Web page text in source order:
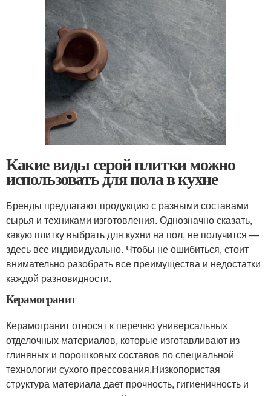
Какие виды серой плитки можно
использовать для пола в кухне
Бренды предлагают продукцию с разными составами
сырья и техниками изготовления. Однозначно сказать,
какую плитку выбрать для кухни на пол, не получится —
здесь все индивидуально. Чтобы не ошибиться, стоит
внимательно разобрать все преимущества и недостатки
каждой разновидности.
Керамогранит
Керамогранит относят к перечню универсальных
отделочных материалов, которые изготавливают из
глиняных и порошковых составов по специальной
технологии сухого прессования.Низкопористая
структура материала дает прочность, гигиеничность и